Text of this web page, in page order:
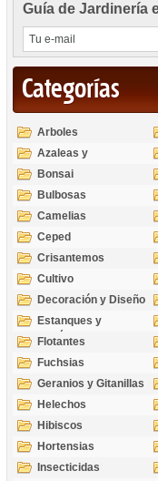
Guía de Jardinería
Categorías
Arboles
Azaleas y
Rododendros
Bonsai
Bulbosas
Camelias
Ceped
Crisantemos
Cultivo
Decoración y Diseño
Estanques y
Acuáticas
Flotantes
Fuchsias
Geranios y Gitanillas
Helechos
Hibiscos
Hortensias
Insecticidas